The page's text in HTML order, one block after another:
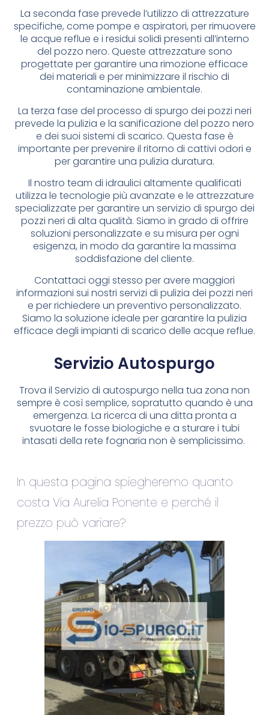
La seconda fase prevede l’utilizzo di attrezzature
specifiche, come pompe e aspiratori, per rimuovere
le acque reflue e i residui solidi presenti all’interno
del pozzo nero. Queste attrezzature sono
progettate per garantire una rimozione efficace
dei materiali e per minimizzare il rischio di
contaminazione ambientale.
La terza fase del processo di spurgo dei pozzi neri
prevede la pulizia e la sanificazione del pozzo nero
e dei suoi sistemi di scarico. Questa fase è
importante per prevenire il ritorno di cattivi odori e
per garantire una pulizia duratura.
Il nostro team di idraulici altamente qualificati
utilizza le tecnologie più avanzate e le attrezzature
specializzate per garantire un servizio di spurgo dei
pozzi neri di alta qualità. Siamo in grado di offrire
soluzioni personalizzate e su misura per ogni
esigenza, in modo da garantire la massima
soddisfazione del cliente.
Contattaci oggi stesso per avere maggiori
informazioni sui nostri servizi di pulizia dei pozzi neri
e per richiedere un preventivo personalizzato.
Siamo la soluzione ideale per garantire la pulizia
efficace degli impianti di scarico delle acque reflue.
Servizio Autospurgo
Trova il Servizio di autospurgo nella tua zona non
sempre è così semplice, sopratutto quando è una
emergenza. La ricerca di una ditta pronta a
svuotare le fosse biologiche e a sturare i tubi
intasati della rete fognaria non è semplicissimo.
In questa pagina spiegheremo quanto
costa Via Aurelia Ponente e perché il
prezzo può variare?